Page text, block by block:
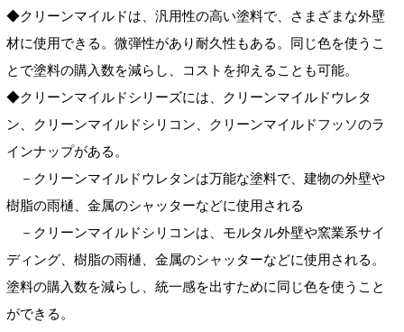
◆クリーンマイルドは、汎用性の高い塗料で、さまざまな外壁
材に使用できる。微弾性があり耐久性もある。同じ色を使うこ
とで塗料の購入数を減らし、コストを抑えることも可能。
◆クリーンマイルドシリーズには、クリーンマイルドウレタ
ン、クリーンマイルドシリコン、クリーンマイルドフッソのラ
インナップがある。
－クリーンマイルドウレタンは万能な塗料で、建物の外壁や
樹脂の雨樋、金属のシャッターなどに使用される
－クリーンマイルドシリコンは、モルタル外壁や窯業系サイ
ディング、樹脂の雨樋、金属のシャッターなどに使用される。
塗料の購入数を減らし、統一感を出すために同じ色を使うこと
ができる。